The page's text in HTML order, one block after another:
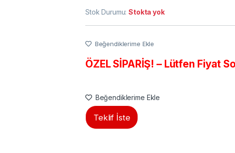
Stok Durumu:Stokta yok
Beğendiklerime Ekle
ÖZEL SİPARİŞ! – Lütfen Fiyat
Beğendiklerime Ekle
Teklif İste